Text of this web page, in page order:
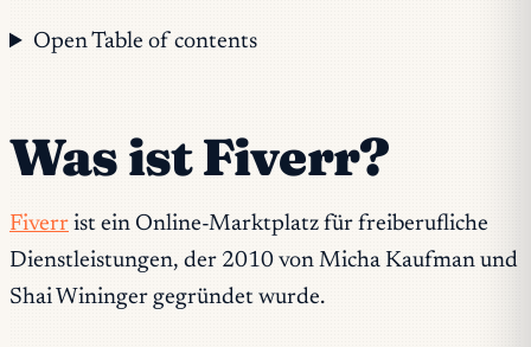
Open Table of contents
Was ist Fiverr?
Fiverr ist ein Online-Marktplatz für freiberufliche
Dienstleistungen, der 2010 von Micha Kaufman und
Shai Wininger gegründet wurde.